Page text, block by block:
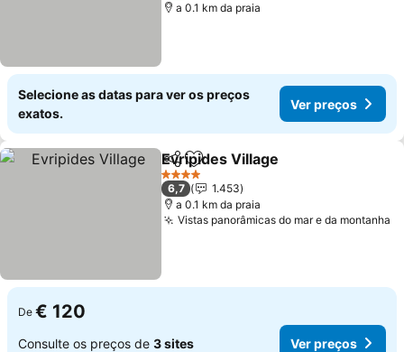
a 0.1 km da praia
Selecione as datas para ver os preços
exatos.
Ver preços
PartilharAdicionar aos favoritos
Evripides Village
4 Estrelas
6,7
1.453
a 0.1 km da praia
Vistas panorâmicas do mar e da montanha
De € 120
Consulte os preços de 3 sites Ver preços